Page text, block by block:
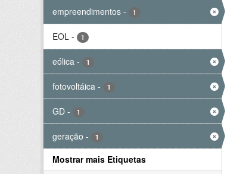
empreendimentos - 1
EOL - 1
eólica - 1
fotovoltáica - 1
GD - 1
geração - 1
Mostrar mais Etiquetas